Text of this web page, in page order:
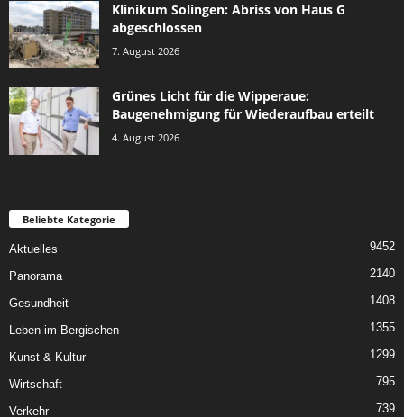
Klinikum Solingen: Abriss von Haus G
abgeschlossen
7. August 2026
Grünes Licht für die Wipperaue:
Baugenehmigung für Wiederaufbau erteilt
4. August 2026
Beliebte Kategorie
Aktuelles 9452
Panorama 2140
Gesundheit 1408
Leben im Bergischen 1355
Kunst & Kultur 1299
Wirtschaft 795
Verkehr 739